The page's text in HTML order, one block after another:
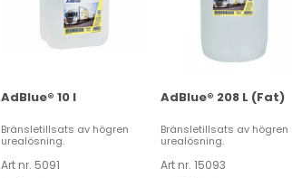
AdBlue® 10 l
Bränsletillsats av högren
urealösning.
Art nr. 5091
AdBlue® 208 L (Fat)
Bränsletillsats av högren
urealösning.
Art nr. 15093